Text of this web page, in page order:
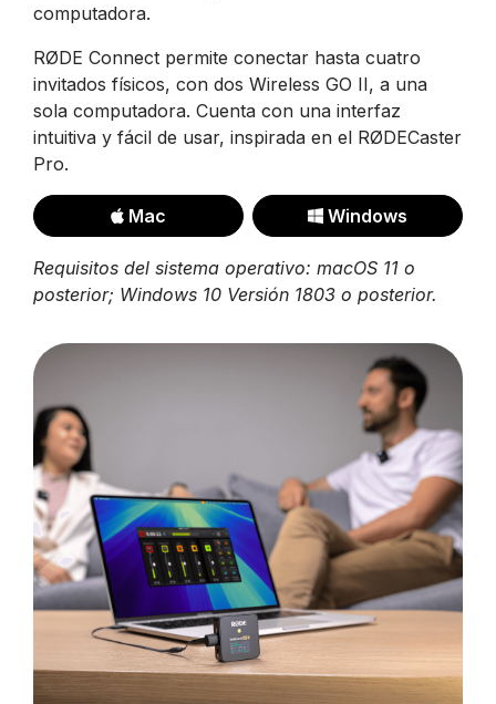
computadora.
RØDE Connect permite conectar hasta cuatro
invitados físicos, con dos Wireless GO II, a una
sola computadora. Cuenta con una interfaz
intuitiva y fácil de usar, inspirada en el RØDECaster
Pro.
Mac Windows
Requisitos del sistema operativo: macOS 11 o
posterior; Windows 10 Versión 1803 o posterior.